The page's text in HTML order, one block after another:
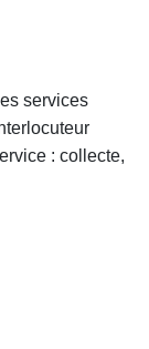
services
: collecte,